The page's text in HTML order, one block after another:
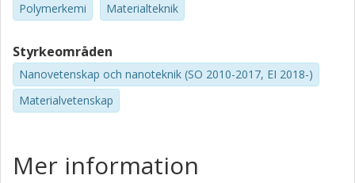
Polymerkemi Materialteknik
Styrkeområden
Nanovetenskap och nanoteknik (SO 2010-2017, EI 2018-)
Materialvetenskap
Mer information